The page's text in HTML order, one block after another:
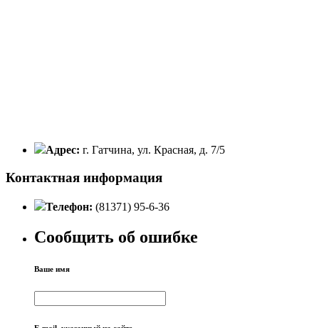
Адрес: г. Гатчина, ул. Красная, д. 7/5
Контактная информация
Телефон: (81371) 95-6-36
Сообщить об ошибке
Ваше имя